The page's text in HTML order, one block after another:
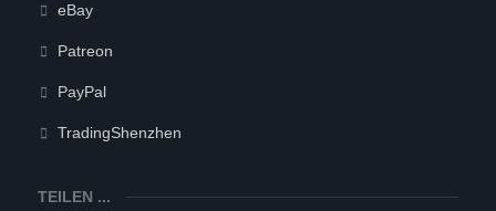
eBay
Patreon
PayPal
TradingShenzhen
TEILEN ...